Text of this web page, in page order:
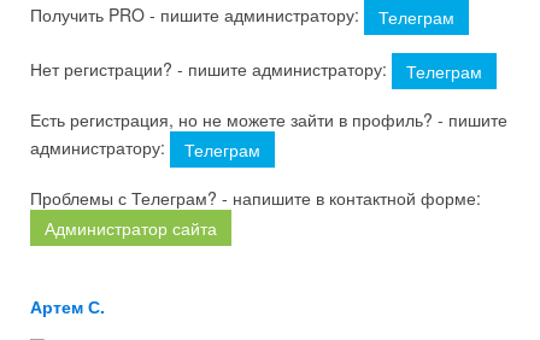
Получить PRO - пишите администратору: Телеграм
Нет регистрации? - пишите администратору:
Телеграм
Есть регистрация, но не можете зайти в профиль? - пишите
администратору:
Телеграм
Проблемы с Телеграм? - напишите в контактной форме:
Администратор сайта
Артем С.